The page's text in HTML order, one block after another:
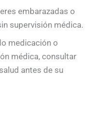
embarazadas o
supervisión médica.
medicación o
médica, consultar
antes de su